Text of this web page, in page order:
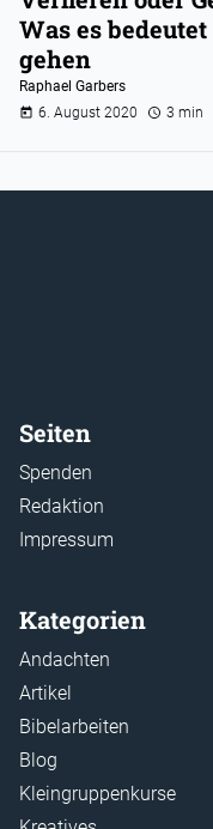
Was es
gehen
Raphael Garbers
6. August 2020
3 min
Seiten
Spenden
Redaktion
Impressum
Kategorien
Andachten
Artikel
Bibelarbeiten
Blog
Kleingruppenkurse